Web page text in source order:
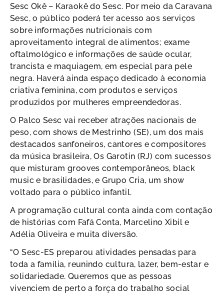
Sesc Okê – Karaokê do Sesc. Por meio da Caravana
Sesc, o público poderá ter acesso aos serviços
sobre informações nutricionais com
aproveitamento integral de alimentos; exame
oftalmológico e informações de saúde ocular,
trancista e maquiagem, em especial para pele
negra. Haverá ainda espaço dedicado à economia
criativa feminina, com produtos e serviços
produzidos por mulheres empreendedoras.
O Palco Sesc vai receber atrações nacionais de
peso, com shows de Mestrinho (SE), um dos mais
destacados sanfoneiros, cantores e compositores
da música brasileira, Os Garotin (RJ) com sucessos
que misturam grooves contemporâneos, black
music e brasilidades, e Grupo Cria, um show
voltado para o público infantil.
A programação cultural conta ainda com contação
de histórias com Fafá Conta, Marcelino Xibil e
Adélia Oliveira e muita diversão.
“O Sesc-ES preparou atividades pensadas para
toda a família, reunindo cultura, lazer, bem-estar e
solidariedade. Queremos que as pessoas
vivenciem de perto a força do trabalho social